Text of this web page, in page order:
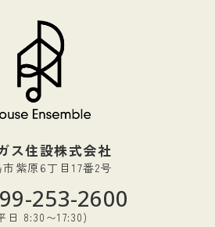
ス住設株式会社
紫原6丁目17番2号
253-2600
日 8:30〜17:30)